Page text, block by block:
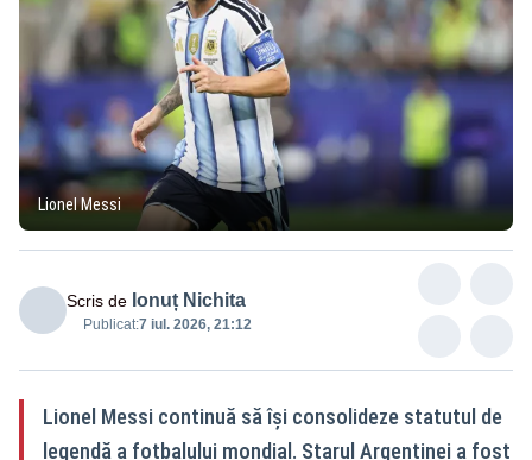
Lionel Messi
Scris de Ionuț Nichita
Publicat:7 iul. 2026, 21:12
Lionel Messi continuă să își consolideze statutul de
legendă a fotbalului mondial. Starul Argentinei a fost